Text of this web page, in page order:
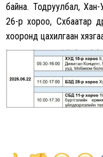
байна. Тодруулбал, Хан-
26-р хороо, Сүхбаатар
хооронд цахилгаан